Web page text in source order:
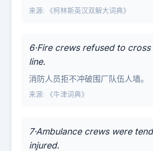
来源: 《柯林斯英汉双解大词典》
6·Fire crews refused to
line.
消防人员拒不冲破围厂队伍人墙。
来源: 《牛津词典》
7·Ambulance crews were
injured.